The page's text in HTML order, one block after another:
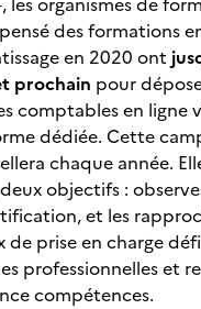
des formations
en 2020 ont
prochain pour
comptables en ligne
dédiée. Cette
chaque année.
objectifs :
et les
de prise en charge
professionnelles et
compétences.